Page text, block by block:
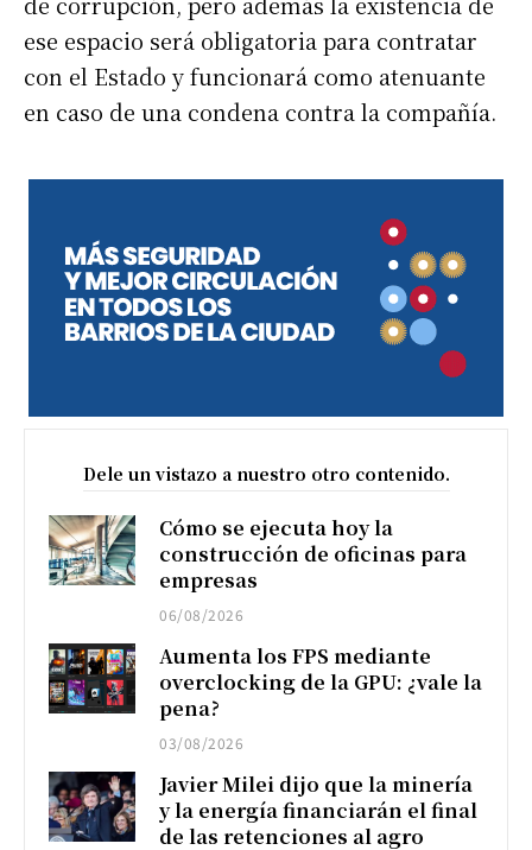
ese espacio será obligatoria para contratar
con el Estado y funcionará como atenuante
en caso de una condena contra la compañía.
Dele un vistazo a nuestro otro contenido.
Cómo se ejecuta hoy la
construcción de oficinas para
empresas
06/08/2026
Aumenta los FPS mediante
overclocking de la GPU: ¿vale la
pena?
03/08/2026
Javier Milei dijo que la minería
y la energía financiarán el final
de las retenciones al agro